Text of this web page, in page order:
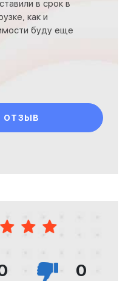
в срок в
как и
буду еще
ОТЗЫВ
0